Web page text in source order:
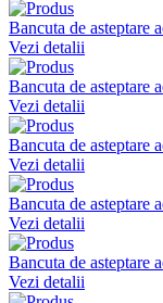
Bancuta de asteptare
Vezi detalii
Bancuta de asteptare
Vezi detalii
Bancuta de asteptare
Vezi detalii
Bancuta de asteptare
Vezi detalii
Bancuta de asteptare
Vezi detalii